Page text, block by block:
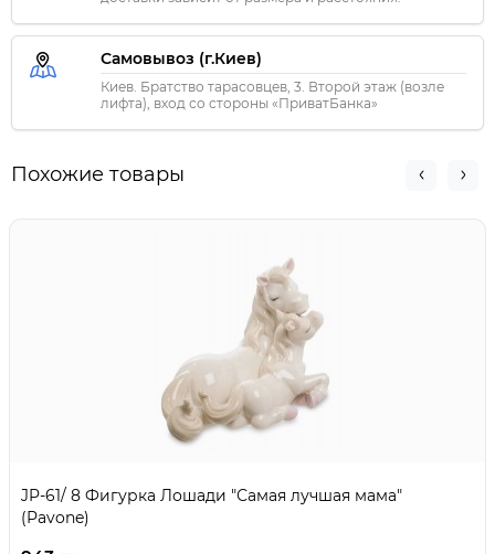
Самовывоз (г.Киев)
Киев. Братство тарасовцев, 3. Второй этаж (возле
лифта), вход со стороны «ПриватБанка»
Похожие товары
JP-61/ 8 Фигурка Лошади "Самая лучшая мама"
(Pavone)